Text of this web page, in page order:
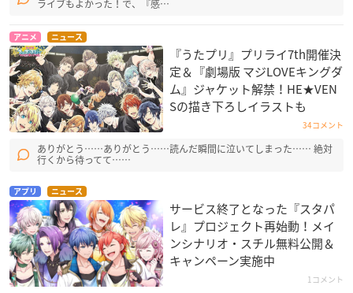
ライブもよかった！で、『感…
アニメ ニュース
『うたプリ』プリライ7th開催決
定＆『劇場版 マジLOVEキングダ
ム』ジャケット解禁！HE★VEN
Sの描き下ろしイラストも
34コメント
ありがとう……ありがとう……読んだ瞬間に泣いてしまった…… 絶対
行くから待ってて……
アプリ ニュース
サービス終了となった『スタパ
レ』プロジェクト再始動！メイ
ンシナリオ・スチル無料公開＆
キャンペーン実施中
1コメント